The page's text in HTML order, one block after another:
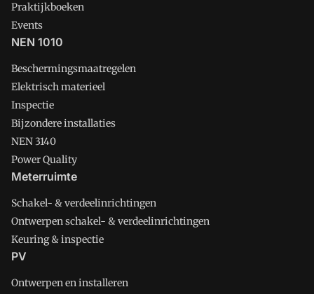
Praktijkboeken
Events
NEN 1010
Beschermingsmaatregelen
Elektrisch materieel
Inspectie
Bijzondere installaties
NEN 3140
Power Quality
Meterruimte
Schakel- & verdeelinrichtingen
Ontwerpen schakel- & verdeelinrichtingen
Keuring & inspectie
PV
Ontwerpen en installeren